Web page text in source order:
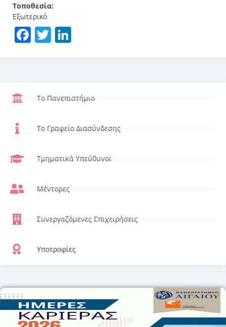
Τοποθεσία:
Εξωτερικό
Facebook
Twitter
Το Πανεπιστήμιο
Το Γραφείο Διασύνδεσης
Τμηματικά Υπεύθυνοι
Μέντορες
Συνεργαζόμενες Επιχειρήσεις
Υποτροφίες